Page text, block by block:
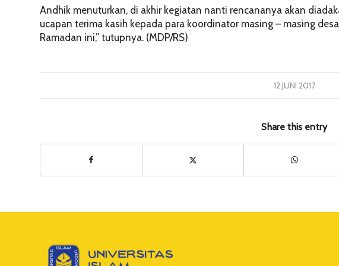
Andhik menuturkan, di akhir kegiatan nanti rencananya akan
ucapan terima kasih kepada para koordinator masing – masing
Ramadan ini,” tutupnya. (MDP/RS)
12 JUNI 2017
Share this entry